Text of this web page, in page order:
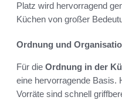
Platz wird hervorragend
Küchen von großer
Ordnung und
Für die Ordnung in der
eine hervorragende Basis.
Vorräte sind schnell